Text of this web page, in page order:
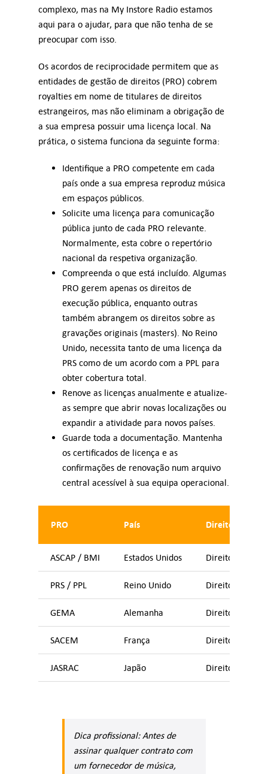
complexo, mas na My Instore Radio estamos
aqui para o ajudar, para que não tenha de se
preocupar com isso.
Os acordos de reciprocidade permitem que as
entidades de gestão de direitos (PRO) cobrem
royalties em nome de titulares de direitos
estrangeiros, mas não eliminam a obrigação de
a sua empresa possuir uma licença local. Na
prática, o sistema funciona da seguinte forma:
Identifique a PRO competente em cada
país onde a sua empresa reproduz música
em espaços públicos.
Solicite uma licença para comunicação
pública junto de cada PRO relevante.
Normalmente, esta cobre o repertório
nacional da respetiva organização.
Compreenda o que está incluído. Algumas
PRO gerem apenas os direitos de
execução pública, enquanto outras
também abrangem os direitos sobre as
gravações originais (masters). No Reino
Unido, necessita tanto de uma licença da
PRS como de um acordo com a PPL para
obter cobertura total.
Renove as licenças anualmente e atualize-
as sempre que abrir novas localizações ou
expandir a atividade para novos países.
Guarde toda a documentação. Mantenha
os certificados de licença e as
confirmações de renovação num arquivo
central acessível à sua equipa operacional.
PRO País Direitos
ASCAP / BMI Estados Unidos Direitos de
PRS / PPL Reino Unido Direitos de
GEMA Alemanha Direitos de
SACEM França Direitos de
JASRAC Japão Direitos de
Dica profissional: Antes de
assinar qualquer contrato com
um fornecedor de música,